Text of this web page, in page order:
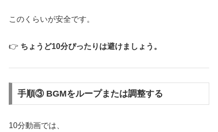
このくらいが安全です。
👉 ちょうど10分ぴったりは避けましょう。
手順③ BGMをループまたは調整する
10分動画では、